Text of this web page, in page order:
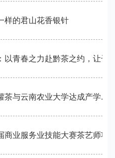
的君山花香银针
以科研焕新中国茶，小罐茶与云南农业大学达成产学研战略合作